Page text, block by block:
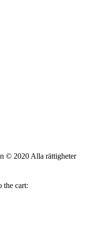
© 2020 Alla rättigheter
the cart: